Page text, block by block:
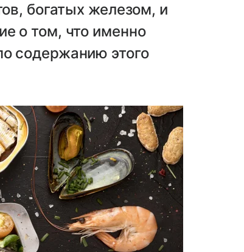
богатых железом, и
о том, что именно
содержанию этого